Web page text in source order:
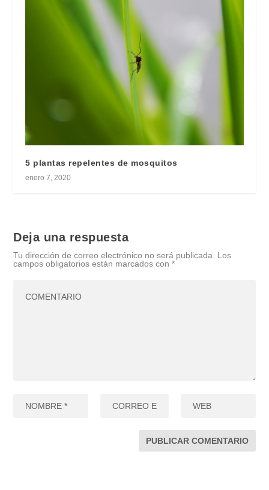
5 plantas repelentes de mosquitos
enero 7, 2020
Deja una respuesta
Tu dirección de correo electrónico no será publicada.
Los
campos obligatorios están marcados con*